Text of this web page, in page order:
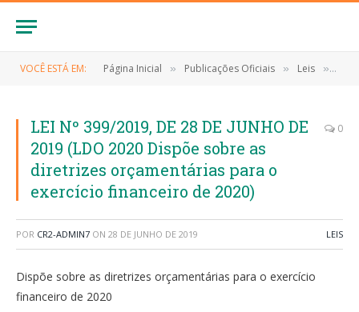
VOCÊ ESTÁ EM: Página Inicial » Publicações Oficiais » Leis »
LEI Nº 399/2019, DE 28 DE JUNHO DE
2019 (LDO 2020 Dispõe sobre as
diretrizes orçamentárias para o
exercício financeiro de 2020)
0
POR CR2-ADMIN7 ON 28 DE JUNHO DE 2019 LEIS
Dispõe sobre as diretrizes orçamentárias para o exercício
financeiro de 2020